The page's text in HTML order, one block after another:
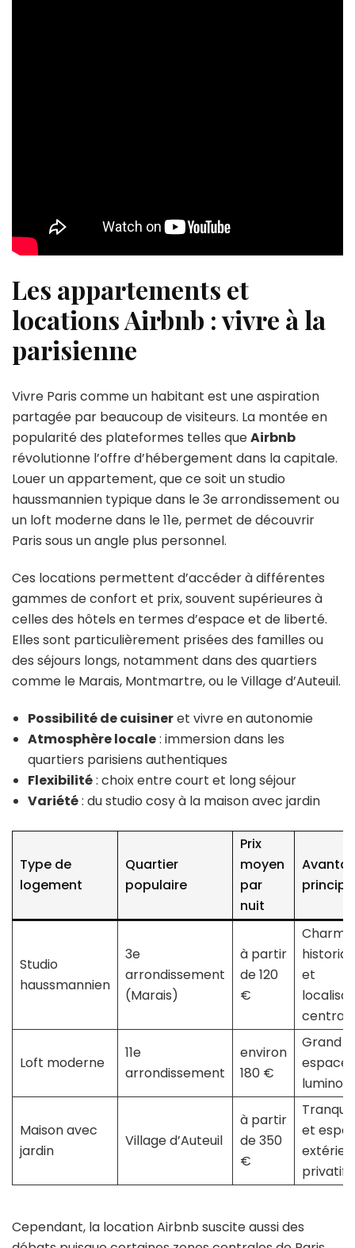
Les appartements et
locations Airbnb : vivre à la
parisienne
Vivre Paris comme un habitant est une aspiration
partagée par beaucoup de visiteurs. La montée en
popularité des plateformes telles queAirbnb
révolutionne l’offre d’hébergement dans la capitale.
Louer un appartement, que ce soit un studio
haussmannien typique dans le 3e arrondissement ou
un loft moderne dans le 11e, permet de découvrir
Paris sous un angle plus personnel.
Ces locations permettent d’accéder à différentes
gammes de confort et prix, souvent supérieures à
celles des hôtels en termes d’espace et de liberté.
Elles sont particulièrement prisées des familles ou
des séjours longs, notamment dans des quartiers
comme le Marais, Montmartre, ou le Village d’Auteuil.
Possibilité de cuisineret vivre en autonomie
Atmosphère locale: immersion dans les
quartiers parisiens authentiques
Flexibilité: choix entre court et long séjour
Variété: du studio cosy à la maison avec jardin
Type de
logement
Quartier
populaire
Prix
moyen
par
nuit
Studio
haussmannien
3e
arrondissement
(Marais)
à partir
de 120
€
Charme
et
centrale
Loft moderne
11e
arrondissement
environ
180 €
Grand
espace
Maison avec
jardin
Village d’Auteuil
à partir
de 350
€
et
privatif
Cependant, la location Airbnb suscite aussi des